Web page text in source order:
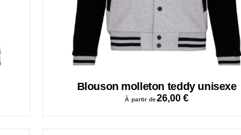
Blouson molleton teddy unisexe
À partir de26,00 €